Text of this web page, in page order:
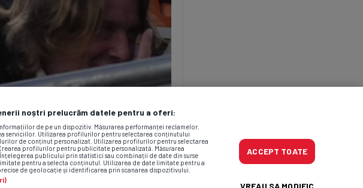
noștri prelucrăm datele pentru a oferi:
de pe un dispozitiv. Măsurarea performanței reclamelor.
serviciilor. Utilizarea profilurilor pentru selectarea conținutului
de conținut personalizat. Utilizarea profilurilor pentru selectarea
profilurilor pentru publicitate personalizată. Măsurarea
publicului prin statistici sau combinații de date din surse
pentru a selecta conținutul. Utilizarea de date limitate pentru a
de geolocație și identificarea prin scanarea dispozitivului.
ACCEPT TOATE
VREAU SA MODIFIC